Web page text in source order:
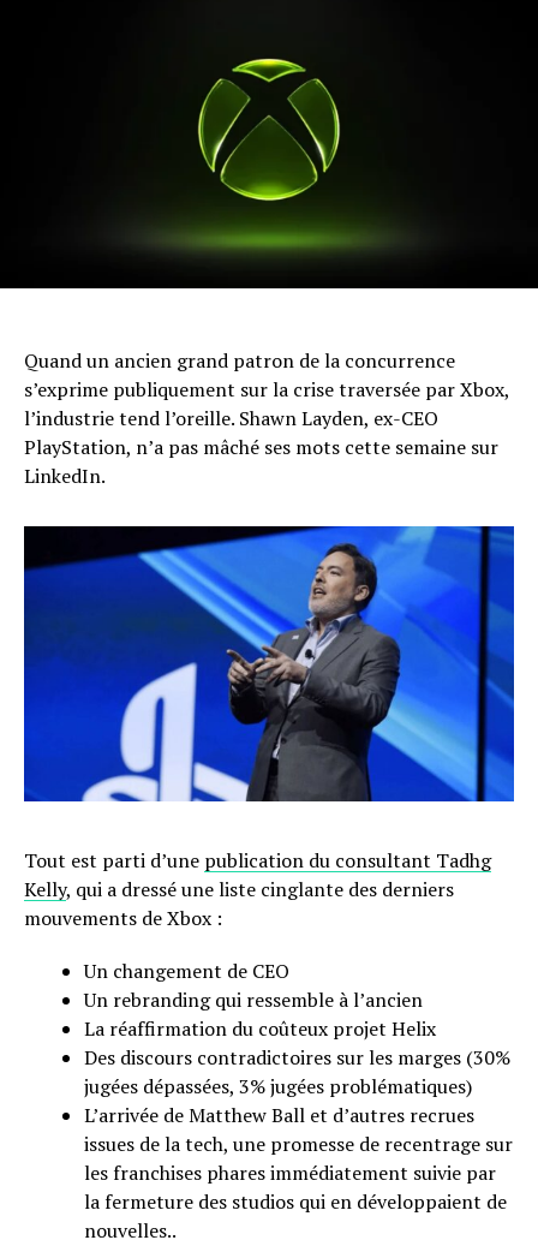
Quand un ancien grand patron de la concurrence
s’exprime publiquement sur la crise traversée par Xbox,
l’industrie tend l’oreille. Shawn Layden, ex-CEO
PlayStation, n’a pas mâché ses mots cette semaine sur
LinkedIn.
Tout est parti d’une publication du consultant Tadhg
Kelly, qui a dressé une liste cinglante des derniers
mouvements de Xbox :
Un changement de CEO
Un rebranding qui ressemble à l’ancien
La réaffirmation du coûteux projet Helix
Des discours contradictoires sur les marges (30%
jugées dépassées, 3% jugées problématiques)
L’arrivée de Matthew Ball et d’autres recrues
issues de la tech, une promesse de recentrage sur
les franchises phares immédiatement suivie par
la fermeture des studios qui en développaient de
nouvelles..